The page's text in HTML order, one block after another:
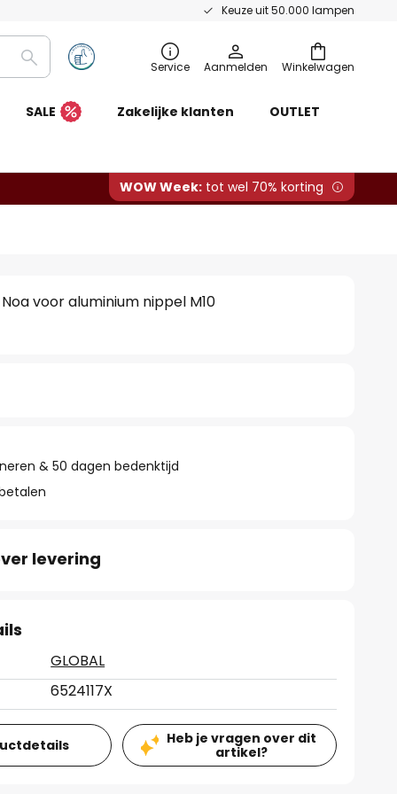
Keuze uit 50.000 lampen
Winkelwagen
Zoeken Service Aanmelden
SALE Zakelijke klanten OUTLET
WOW Week: tot wel 70% korting
voor aluminium nippel M10
& 50 dagen bedenktijd
levering
GLOBAL
6524117X
Heb je vragen over dit
artikel?